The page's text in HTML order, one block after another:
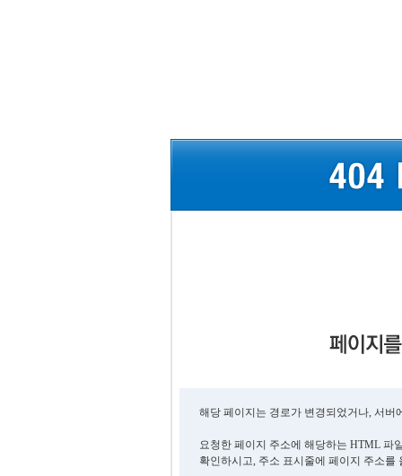
해당 페이지는 경로가 변경되었거나, 서
요청한 페이지 주소에 해당하는 HTML 파
확인하시고, 주소 표시줄에 페이지 주소